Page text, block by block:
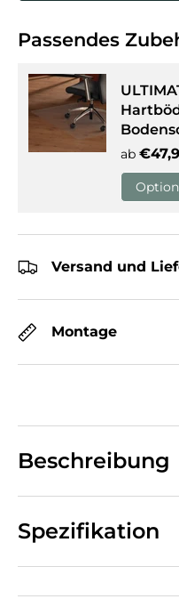
Passendes
ab
Versand und
Montage
Beschreibung
Spezifikation